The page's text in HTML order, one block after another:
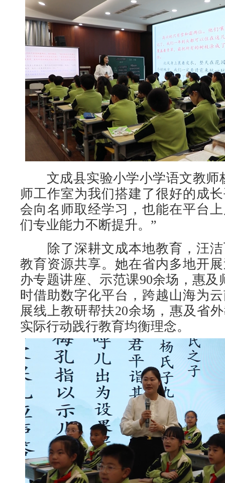
文成县实验小学小学语文教师
师工作室为我们搭建了很好的成
会向名师取经学习，也能在平台
们专业能力不断提升。”
除了深耕文成本地教育，汪洁
教育资源共享。她在省内多地开
办专题讲座、示范课90余场，惠及
时借助数字化平台，跨越山海为
展线上教研帮扶20余场，惠及省
实际行动践行教育均衡理念。